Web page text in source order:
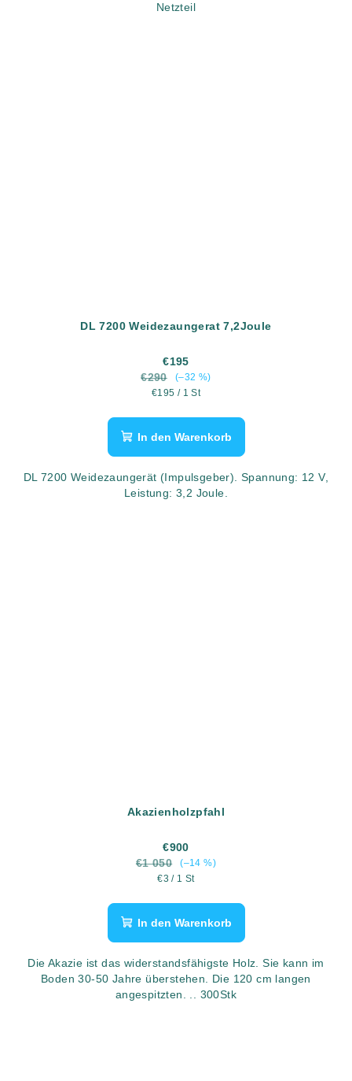
Netzteil
DL 7200 Weidezaungerat 7,2Joule
€195
€290
(–32 %)
Verkaufspreis:
€195 / 1 St
In den Warenkorb
DL 7200 Weidezaungerät (Impulsgeber). Spannung: 12 V,
Leistung: 3,2 Joule.
Akazienholzpfahl
€900
€1 050
(–14 %)
Verkaufspreis:
€3 / 1 St
In den Warenkorb
Die Akazie ist das widerstandsfähigste Holz. Sie kann im
Boden 30-50 Jahre überstehen. Die 120 cm langen
angespitzten. .. 300Stk